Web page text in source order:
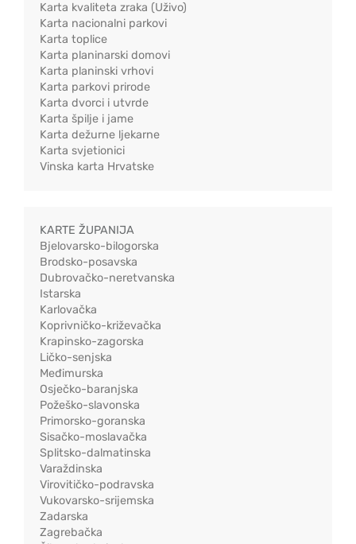
Karta kvaliteta zraka (Uživo)
Karta nacionalni parkovi
Karta toplice
Karta planinarski domovi
Karta planinski vrhovi
Karta parkovi prirode
Karta dvorci i utvrde
Karta špilje i jame
Karta dežurne ljekarne
Karta svjetionici
Vinska karta Hrvatske
KARTE ŽUPANIJA
Bjelovarsko-bilogorska
Brodsko-posavska
Dubrovačko-neretvanska
Istarska
Karlovačka
Koprivničko-križevačka
Krapinsko-zagorska
Ličko-senjska
Međimurska
Osječko-baranjska
Požeško-slavonska
Primorsko-goranska
Sisačko-moslavačka
Splitsko-dalmatinska
Varaždinska
Virovitičko-podravska
Vukovarsko-srijemska
Zadarska
Zagrebačka